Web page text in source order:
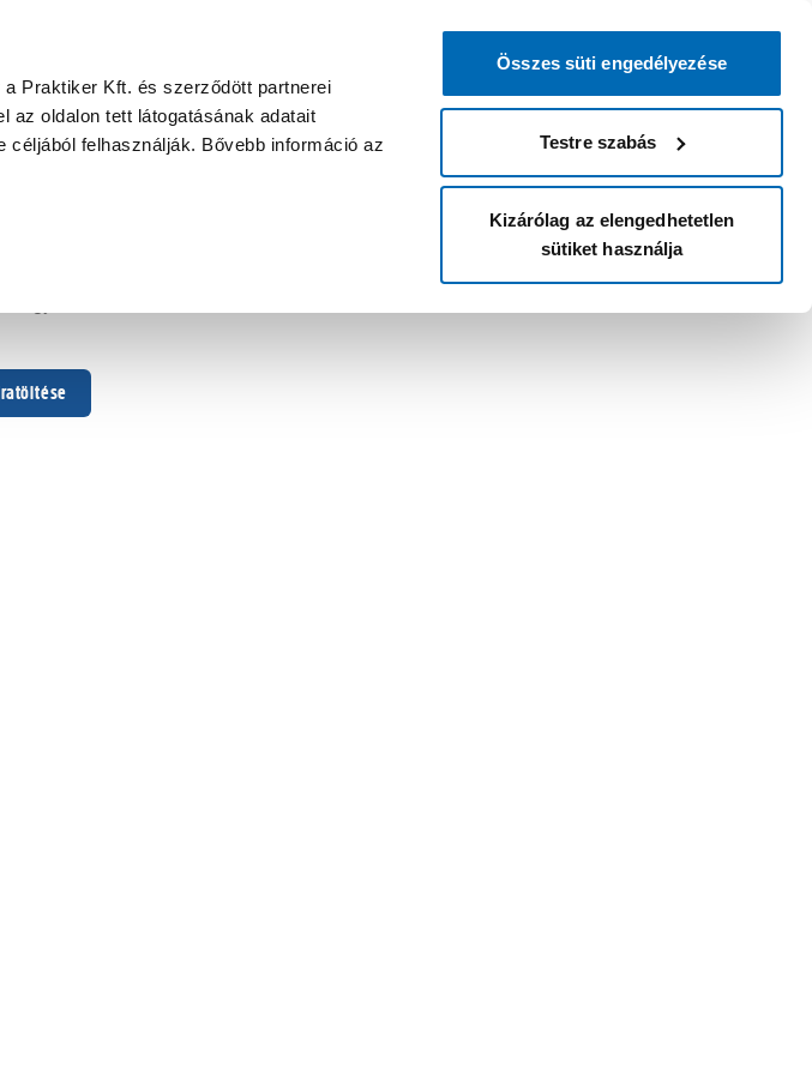
Praktiker Kft. és szerződött partnerei
az oldalon tett látogatásának adatait
felhasználják. Bővebb információ az
Összes süti engedélyezése
Testre szabás
Kizárólag az elengedhetetlen
sütiket használja